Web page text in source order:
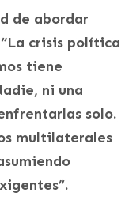
de abordar
crisis política
tiene
ni una
solo.
multilaterales